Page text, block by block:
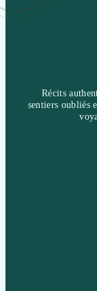
Récits
sentiers oubliés